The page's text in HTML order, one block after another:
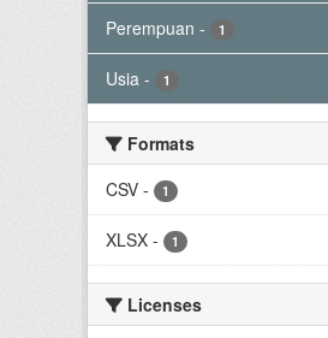
Perempuan - 1
Usia - 1
Formats
CSV - 1
XLSX - 1
Licenses